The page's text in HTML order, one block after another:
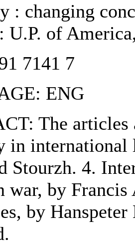
: changing
U.P. of
7141 7
ENG
The articles
in international
Stourzh. 4.
war, by
by